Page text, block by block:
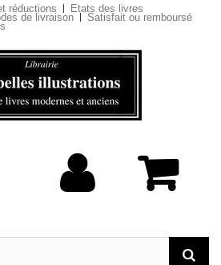
réductions Etats des livres
de livraison Satisfait ou remboursé